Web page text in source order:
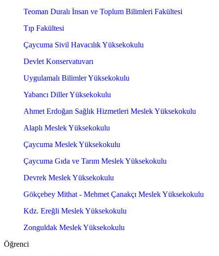
Teoman Duralı İnsan ve Toplum Bilimleri Fakültesi
Tıp Fakültesi
Çaycuma Sivil Havacılık Yüksekokulu
Devlet Konservatuvarı
Uygulamalı Bilimler Yüksekokulu
Yabancı Diller Yüksekokulu
Ahmet Erdoğan Sağlık Hizmetleri Meslek Yüksekokulu
Alaplı Meslek Yüksekokulu
Çaycuma Meslek Yüksekokulu
Çaycuma Gıda ve Tarım Meslek Yüksekokulu
Devrek Meslek Yüksekokulu
Gökçebey Mithat - Mehmet Çanakçı Meslek Yüksekokulu
Kdz. Ereğli Meslek Yüksekokulu
Zonguldak Meslek Yüksekokulu
Öğrenci